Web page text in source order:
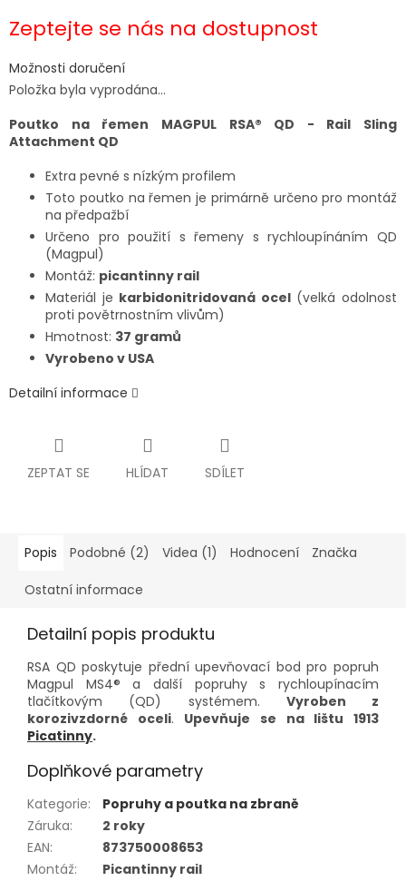
cena:
Zeptejte se nás na dostupnost
Možnosti doručení
Položka byla vyprodána…
Poutko na řemen MAGPUL RSA® QD - Rail Sling
Attachment QD
Extra pevné s nízkým profilem
Toto poutko na řemen je primárně určeno pro montáž
na předpažbí
Určeno pro použití s řemeny s rychloupínáním QD
(Magpul)
Montáž: picantinny rail
Materiál je karbidonitridovaná ocel(velká odolnost
proti povětrnostním vlivům)
Hmotnost: 37 gramů
Vyrobeno v USA
Detailní informace
ZEPTAT SE HLÍDAT SDÍLET
Popis Podobné (2) Videa (1) Hodnocení Značka
Ostatní informace
Detailní popis produktu
RSA QDposkytuje předníupevňovací bodpropopruh
Magpul MS4®adalší popruhysrychloupínacím
tlačítkovým (QD) systémem. Vyroben z
korozivzdorné oceli. Upevňujese na lištu1913
Picatinny.
Doplňkové parametry
Kategorie:
Popruhy a poutka na zbraně
Záruka:
2 roky
EAN:
873750008653
Montáž:
Picantinny rail